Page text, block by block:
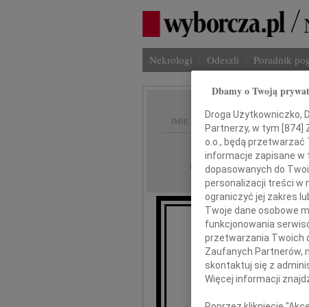
Nekrologi Odeszli Poradnik
IMIĘ I NAZWISKO:
REGION: Warszawa
DATA EMISJI: 09.12.2010
Dbamy o Twoją
Droga Użytkowniczko,
Partnerzy, w tym [874]
o.o., będą przetwarzać
informacje zapisane w
dopasowanych do
personalizacji treści w
ograniczyć jej zakres
Twoje dane osobowe
funkcjonowania
przetwarzania Twoich
Zaufanych Partnerów,
skontaktuj się z
Więcej informacji